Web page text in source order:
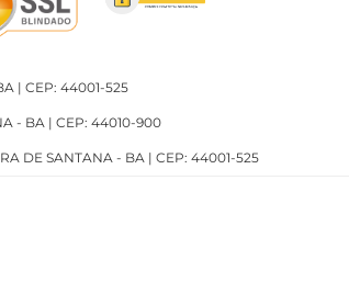
| CEP: 44001-525
- BA | CEP: 44010-900
DE SANTANA - BA | CEP: 44001-525